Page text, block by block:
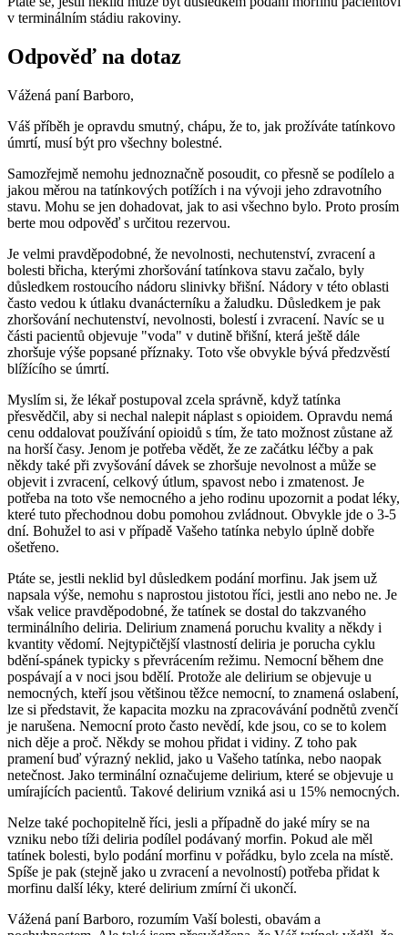
v terminálním stádiu rakoviny.
Odpověď na dotaz
Vážená paní Barboro,
Váš příběh je opravdu smutný, chápu, že to, jak prožíváte tatínkovo
úmrtí, musí být pro všechny bolestné.
Samozřejmě nemohu jednoznačně posoudit, co přesně se podílelo a
jakou měrou na tatínkových potížích i na vývoji jeho zdravotního
stavu. Mohu se jen dohadovat, jak to asi všechno bylo. Proto prosím
berte mou odpověď s určitou rezervou.
Je velmi pravděpodobné, že nevolnosti, nechutenství, zvracení a
bolesti břicha, kterými zhoršování tatínkova stavu začalo, byly
důsledkem rostoucího nádoru slinivky břišní. Nádory v této oblasti
často vedou k útlaku dvanácterníku a žaludku. Důsledkem je pak
zhoršování nechutenství, nevolnosti, bolestí i zvracení. Navíc se u
části pacientů objevuje "voda" v dutině břišní, která ještě dále
zhoršuje výše popsané příznaky. Toto vše obvykle bývá předzvěstí
blížícího se úmrtí.
Myslím si, že lékař postupoval zcela správně, když tatínka
přesvědčil, aby si nechal nalepit náplast s opioidem. Opravdu nemá
cenu oddalovat používání opioidů s tím, že tato možnost zůstane až
na horší časy. Jenom je potřeba vědět, že ze začátku léčby a pak
někdy také při zvyšování dávek se zhoršuje nevolnost a může se
objevit i zvracení, celkový útlum, spavost nebo i zmatenost. Je
potřeba na toto vše nemocného a jeho rodinu upozornit a podat léky,
které tuto přechodnou dobu pomohou zvládnout. Obvykle jde o 3-5
dní. Bohužel to asi v případě Vašeho tatínka nebylo úplně dobře
ošetřeno.
Ptáte se, jestli neklid byl důsledkem podání morfinu. Jak jsem už
napsala výše, nemohu s naprostou jistotou říci, jestli ano nebo ne. Je
však velice pravděpodobné, že tatínek se dostal do takzvaného
terminálního deliria. Delirium znamená poruchu kvality a někdy i
kvantity vědomí. Nejtypičtější vlastností deliria je porucha cyklu
bdění-spánek typicky s převrácením režimu. Nemocní během dne
pospávají a v noci jsou bdělí. Protože ale delirium se objevuje u
nemocných, kteří jsou většinou těžce nemocní, to znamená oslabení,
lze si představit, že kapacita mozku na zpracovávání podnětů zvenčí
je narušena. Nemocní proto často nevědí, kde jsou, co se to kolem
nich děje a proč. Někdy se mohou přidat i vidiny. Z toho pak
pramení buď výrazný neklid, jako u Vašeho tatínka, nebo naopak
netečnost. Jako terminální označujeme delirium, které se objevuje u
umírajících pacientů. Takové delirium vzniká asi u 15% nemocných.
Nelze také pochopitelně říci, jesli a případně do jaké míry se na
vzniku nebo tíži deliria podílel podávaný morfin. Pokud ale měl
tatínek bolesti, bylo podání morfinu v pořádku, bylo zcela na místě.
Spíše je pak (stejně jako u zvracení a nevolností) potřeba přidat k
morfinu další léky, které delirium zmírní či ukončí.
Vážená paní Barboro, rozumím Vaší bolesti, obavám a